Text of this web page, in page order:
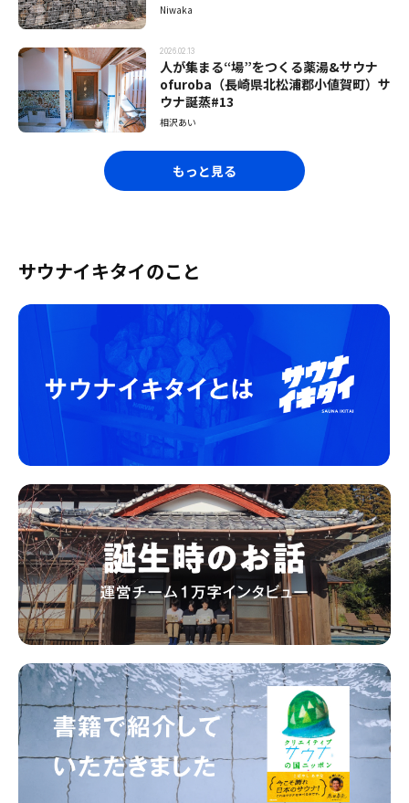
Niwaka
2026.02.13
人が集まる“場”をつくる薬湯&サウナ
ofuroba（長崎県北松浦郡小値賀町）サ
ウナ誕蒸#13
相沢あい
もっと見る
サウナイキタイのこと